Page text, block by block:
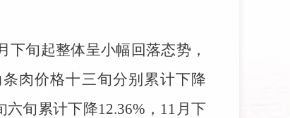
旬起整体呈小幅回落态势，
肉价格十三旬分别累计下降
旬累计下降12.36%，11月下